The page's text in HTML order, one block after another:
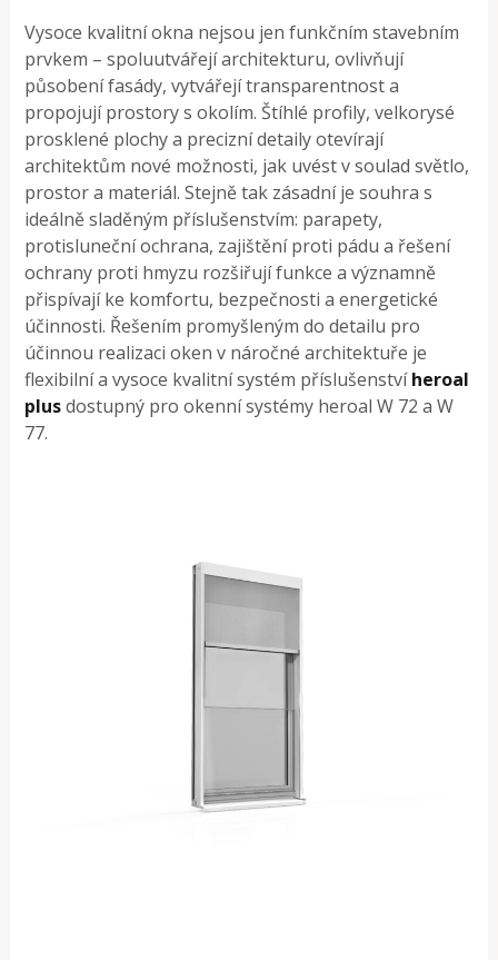
Vysoce kvalitní okna nejsou jen funkčním stavebním
prvkem – spoluutvářejí architekturu, ovlivňují
působení fasády, vytvářejí transparentnost a
propojují prostory s okolím. Štíhlé profily, velkorysé
prosklené plochy a precizní detaily otevírají
architektům nové možnosti, jak uvést v soulad světlo,
prostor a materiál. Stejně tak zásadní je souhra s
ideálně sladěným příslušenstvím: parapety,
protisluneční ochrana, zajištění proti pádu a řešení
ochrany proti hmyzu rozšiřují funkce a významně
přispívají ke komfortu, bezpečnosti a energetické
účinnosti. Řešením promyšleným do detailu pro
účinnou realizaci oken v náročné architektuře je
flexibilní a vysoce kvalitní systém příslušenstvíheroal
plusdostupný pro okenní systémy heroal W 72 a W
77.